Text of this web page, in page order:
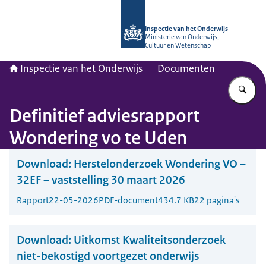
Inspectie van het Onderwijs
Ministerie van Onderwijs,
Cultuur en Wetenschap
Inspectie van het Onderwijs Documenten
Definitief adviesrapport
Wondering vo te Uden
Download: Herstelonderzoek Wondering VO –
32EF – vaststelling 30 maart 2026
Rapport22-05-2026PDF-document434.7 KB22 pagina's
Download: Uitkomst Kwaliteitsonderzoek
niet-bekostigd voortgezet onderwijs